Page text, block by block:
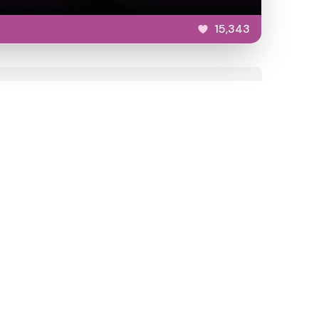
15,343